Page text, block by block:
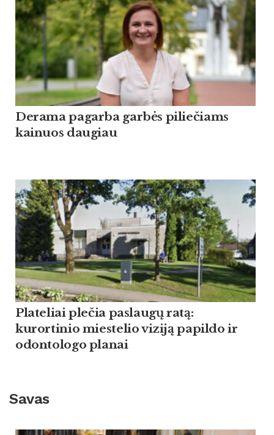
Derama pagarba garbės piliečiams
kainuos daugiau
Plateliai plečia paslaugų ratą:
kurortinio miestelio viziją papildo ir
odontologo planai
Savas